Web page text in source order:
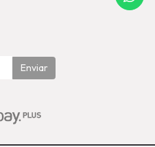
Enviar